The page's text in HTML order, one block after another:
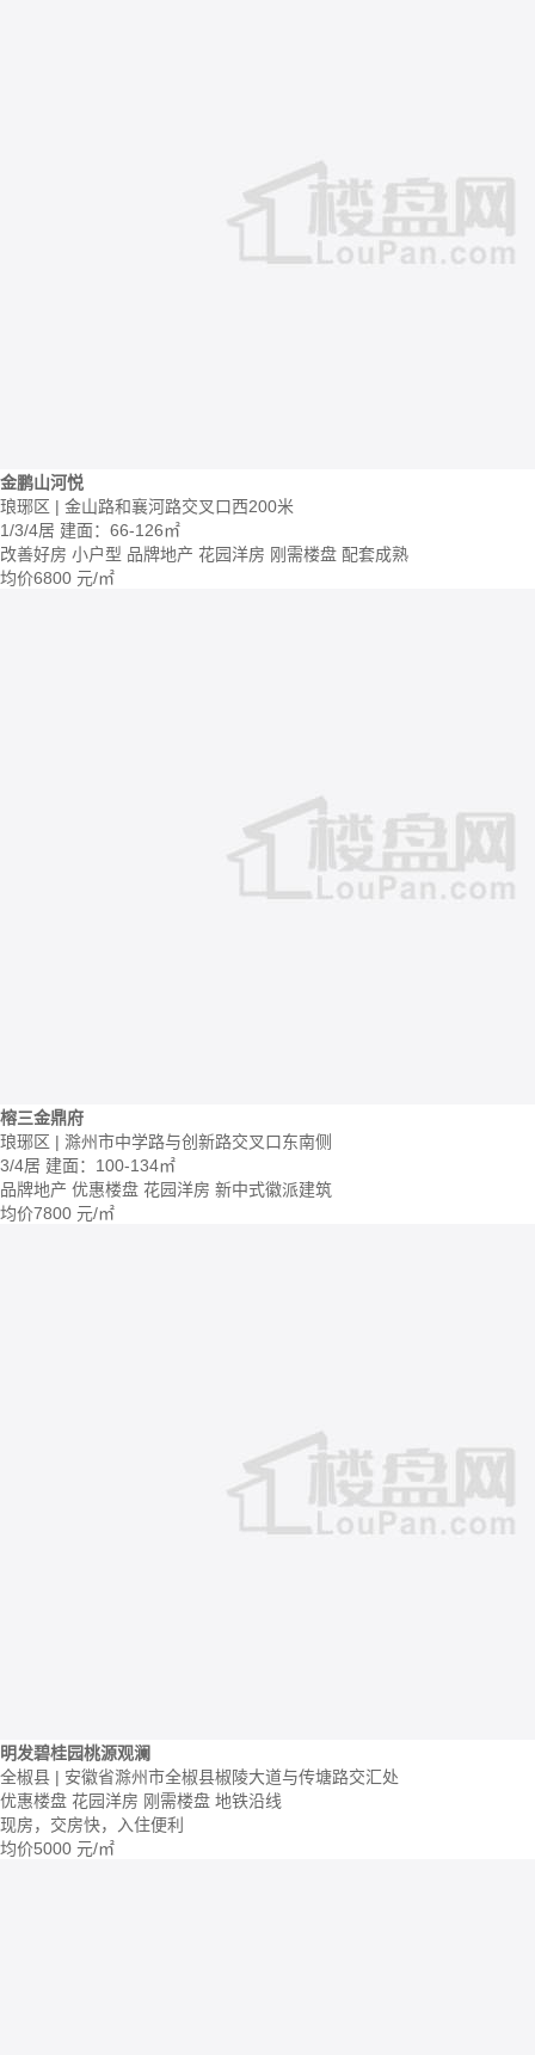
金鹏山河悦
琅琊区 | 金山路和襄河路交叉口西200米
1/3/4居 建面：66-126㎡
改善好房 小户型 品牌地产 花园洋房 刚需楼盘 配套成熟
均价6800 元/㎡
榕三金鼎府
琅琊区 | 滁州市中学路与创新路交叉口东南侧
3/4居 建面：100-134㎡
品牌地产 优惠楼盘 花园洋房 新中式徽派建筑
均价7800 元/㎡
明发碧桂园桃源观澜
全椒县 | 安徽省滁州市全椒县椒陵大道与传塘路交汇处
优惠楼盘 花园洋房 刚需楼盘 地铁沿线
现房，交房快，入住便利
均价5000 元/㎡